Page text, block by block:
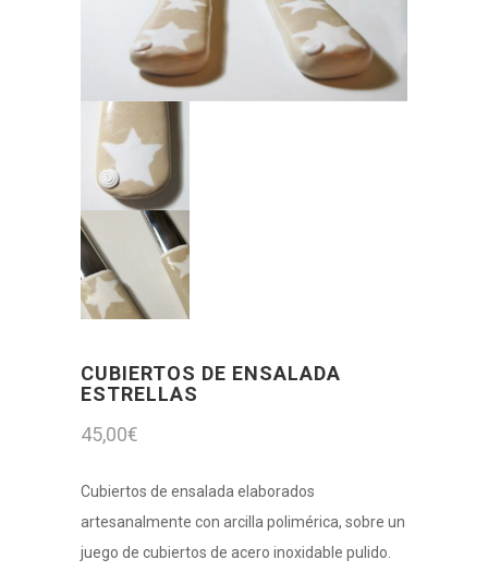
CUBIERTOS DE ENSALADA
ESTRELLAS
45,00€
Cubiertos de ensalada elaborados
artesanalmente con arcilla polimérica, sobre un
juego de cubiertos de acero inoxidable pulido.